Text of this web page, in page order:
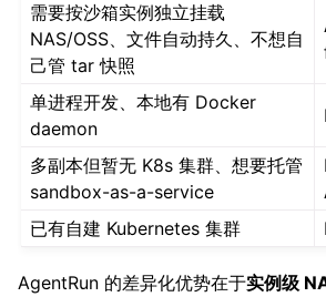
需要按沙箱实例独立挂载
NAS/OSS、文件自动持久、不想自
己管 tar 快照
单进程开发、本地有 Docker
daemon
多副本但暂无 K8s 集群、想要托管
sandbox-as-a-service
已有自建 Kubernetes 集群
AgentRun 的差异化优势在于实例级